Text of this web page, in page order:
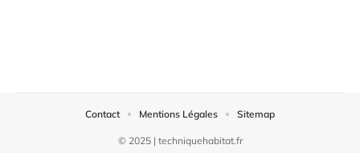
© 2025 | techniquehabitat.fr
Contact Mentions Légales Sitemap